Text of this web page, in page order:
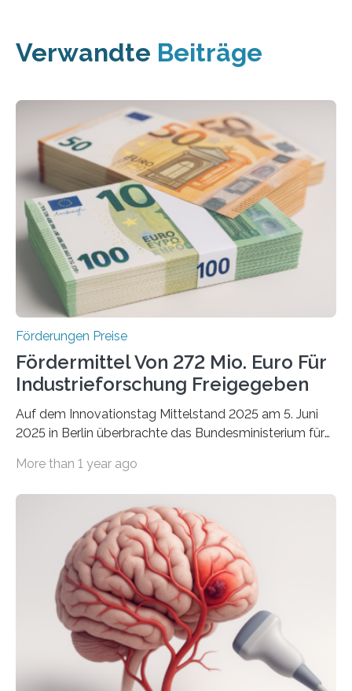
Verwandte Beiträge
Förderungen Preise
Fördermittel Von 272 Mio. Euro Für
Industrieforschung Freigegeben
Auf dem Innovationstag Mittelstand 2025 am 5. Juni
2025 in Berlin überbrachte das Bundesministerium für
Überplanmäßige Verpflichtungsermächtigungen in
Woche vom Haushaltsausschuss freigegeben – unter
anderem zur Unterstützung der
Industrieforschungsprogramme Industrielle
Gemeinschaftsforschung (IGF), Zentrales
Innovationsprogramm Mittelstand (ZIM) und
Innovationskompetenz INNO-KOM. Auf dem
Innovationstag Mittelstand 2025 am 5. Juni 2025 in
Berlin überbrachte das Bundesministerium für
Wirtschaft und Energie eine gute Nachricht:
Überplanmäßige Verpflichtungsermächtigungen in
More than 1 year ago